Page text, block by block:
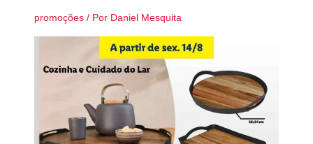
promoções/ Por Daniel Mesquita